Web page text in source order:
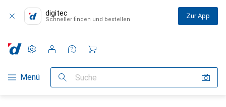
digitec
Schneller finden und bestellen Zur App
Navigation nach Kategorien
Menü Suche
Einstellungen
Kundenkonto
Vergleichslisten
Merklisten
Warenkorb